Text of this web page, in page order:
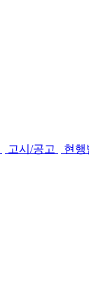
고시/공고 현행